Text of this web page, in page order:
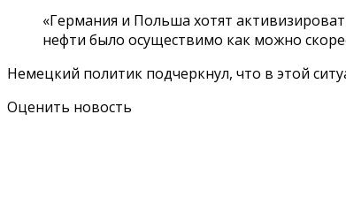
«Германия и Польша хотят
нефти было осуществимо как можно
Немецкий политик подчеркнул, что в этой
Оценить новость